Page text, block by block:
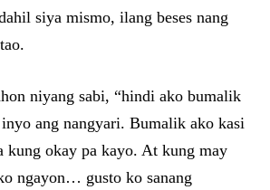
siya mismo, ilang beses nang
niyang sabi, “hindi ako bumalik
ang nangyari. Bumalik ako kasi
kung okay pa kayo. At kung may
ngayon… gusto ko sanang